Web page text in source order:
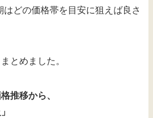
どの価格帯を目安に狙えば良さ
とめました。
推移から、